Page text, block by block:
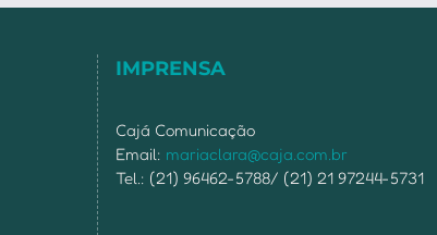
IMPRENSA
Cajá Comunicação
Email: mariaclara@caja.com.br
Tel.: (21) 96462-5788/ (21) 21 97244-5731